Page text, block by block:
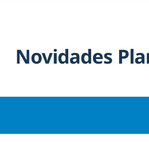
Novidades